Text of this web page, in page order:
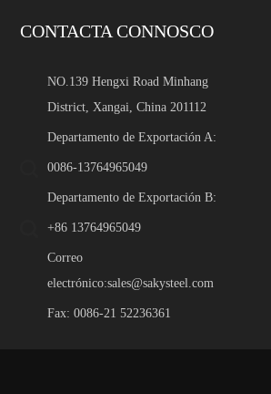
CONTACTA CONNOSCO
NO.139 Hengxi Road Minhang
District, Xangai, China 201112
Departamento de Exportación A:
0086-13764965049
Departamento de Exportación B:
+86 13764965049
Correo
electrónico:sales@sakysteel.com
Fax: 0086-21 52236361